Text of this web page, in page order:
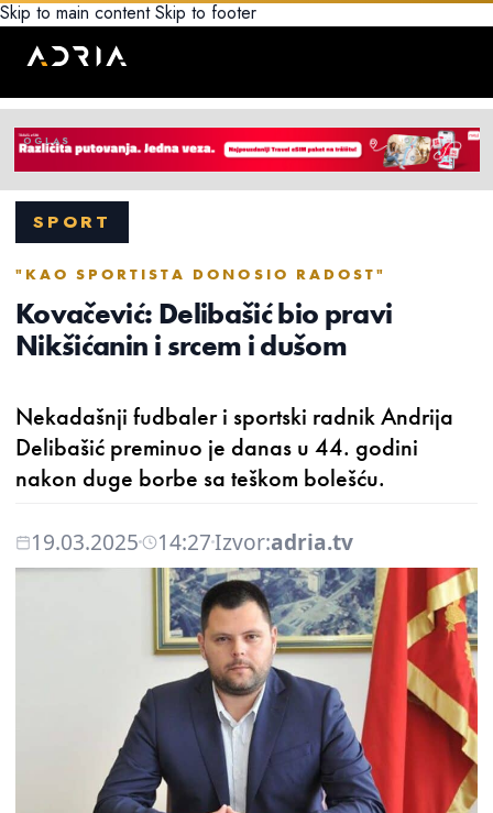
Skip to main content Skip to footer
SPORT
"KAO SPORTISTA DONOSIO RADOST"
Kovačević: Delibašić bio pravi
Nikšićanin i srcem i dušom
Nekadašnji fudbaler i sportski radnik Andrija
Delibašić preminuo je danas u 44. godini
nakon duge borbe sa teškom bolešću.
19.03.2025 14:27Izvor:adria.tv